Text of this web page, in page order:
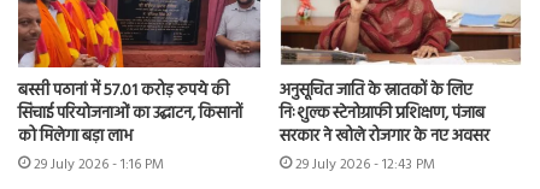
बस्सी पठानां में 57.01 करोड़ रुपये की
सिंचाई परियोजनाओं का उद्घाटन, किसानों
को मिलेगा बड़ा लाभ
29 July 2026 - 1:16 PM
अनुसूचित जाति के स्नातकों के लिए
निःशुल्क स्टेनोग्राफी प्रशिक्षण, पंजाब
सरकार ने खोले रोजगार के नए अवसर
29 July 2026 - 12:43 PM